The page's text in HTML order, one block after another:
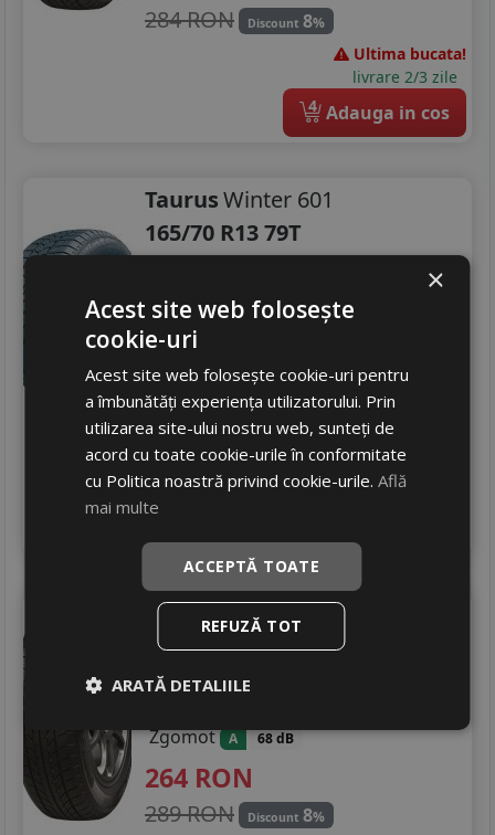
284 RON Discount 8%
Ultima bucata!
livrare 2/3 zile
4 Adauga in cos
TaurusWinter 601
165/70 R13 79T
Turisme
Consum E
Aderenta
Zgomot
248RON
259 RON Discount4%
In stoc - 5 buc
livrare 2/3 zile
TigarTouring165/70 R13 79T
Turisme
Consum D
Zgomot A 68 dB
264 RON
289 RON Discount 8%
×
Acest site web folosește
cookie-uri
Acest site web folosește cookie-uri pentru
a îmbunătăți experiența utilizatorului. Prin
utilizarea site-ului nostru web, sunteți de
acord cu toate cookie-urile în conformitate
cu Politica noastră privind cookie-urile.Află
mai multe
ACCEPTĂ TOATE
REFUZĂ TOT
ARATĂ DETALIILE